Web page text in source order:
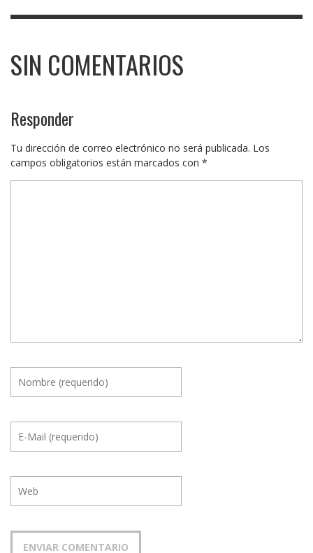
SIN COMENTARIOS
Responder
Tu dirección de correo electrónico no será publicada. Los
campos obligatorios están marcados con *